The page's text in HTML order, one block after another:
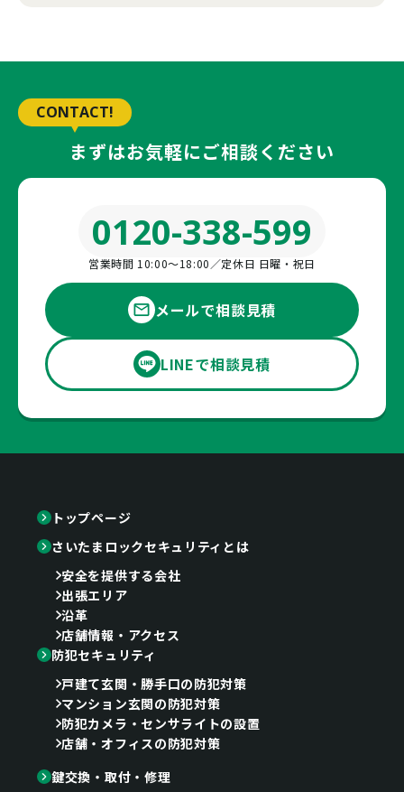
CONTACT!
まずはお気軽にご相談ください
0120-338-599
営業時間 10:00〜18:00／定休日 日曜・祝日
メールで相談見積
LINEで相談見積
トップページ
さいたまロックセキュリティとは
安全を提供する会社
出張エリア
沿革
店舗情報・アクセス
防犯セキュリティ
戸建て玄関・勝手口の防犯対策
マンション玄関の防犯対策
防犯カメラ・センサライトの設置
店舗・オフィスの防犯対策
鍵交換・取付・修理